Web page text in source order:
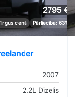
2795 €
cenā Pārliecība: 63%
2007
2.2L Dīzelis